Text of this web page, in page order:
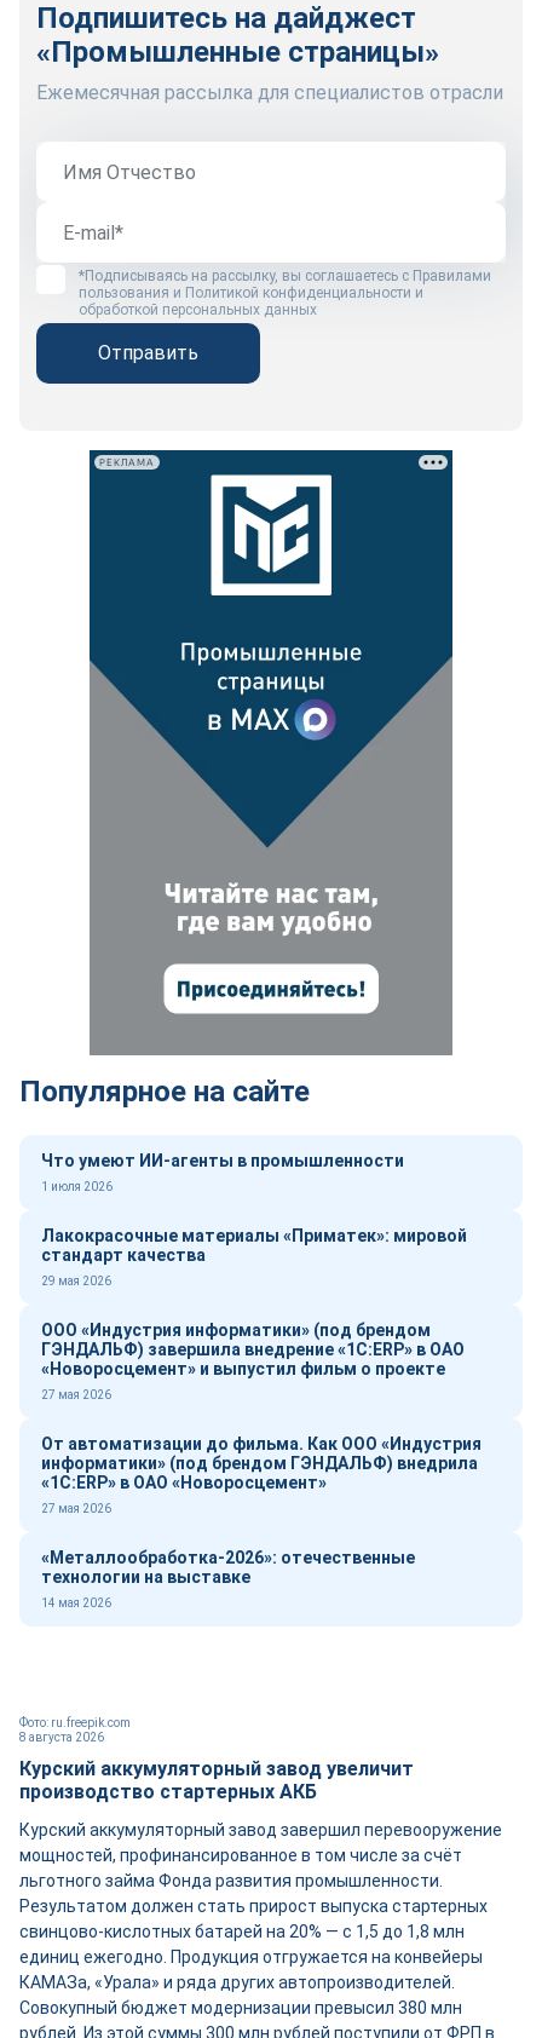
Подпишитесь на дайджест
«Промышленные страницы»
Ежемесячная рассылка для специалистов отрасли
*Подписываясь на рассылку, вы соглашаетесь с Правилами
пользования и Политикой конфиденциальности и
обработкой персональных данных
Отправить
РЕКЛАМА
Популярное на сайте
Что умеют ИИ-агенты в промышленности
1 июля 2026
Лакокрасочные материалы «Приматек»: мировой
стандарт качества
29 мая 2026
ООО «Индустрия информатики» (под брендом
ГЭНДАЛЬФ) завершила внедрение «1С:ERP» в ОАО
«Новоросцемент» и выпустил фильм о проекте
27 мая 2026
От автоматизации до фильма. Как ООО «Индустрия
информатики» (под брендом ГЭНДАЛЬФ) внедрила
«1С:ERP» в ОАО «Новоросцемент»
27 мая 2026
«Металлообработка-2026»: отечественные
технологии на выставке
14 мая 2026
8 августа 2026
Фото: ru.freepik.com
Курский аккумуляторный завод увеличит
производство стартерных АКБ
Курский аккумуляторный завод завершил перевооружение
мощностей, профинансированное в том числе за счёт
льготного займа Фонда развития промышленности.
Результатом должен стать прирост выпуска стартерных
свинцово-кислотных батарей на 20% — с 1,5 до 1,8 млн
единиц ежегодно. Продукция отгружается на конвейеры
КАМАЗа, «Урала» и ряда других автопроизводителей.
Совокупный бюджет модернизации превысил 380 млн
рублей. Из этой суммы 300 млн рублей поступили от ФРП в